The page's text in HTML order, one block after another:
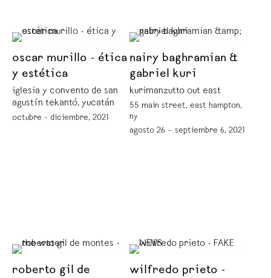
oscar murillo - ética
y estética
iglesia y convento de san
agustín tekantó, yucatán
octubre - diciembre, 2021
nairy baghramian &
gabriel kuri
kurimanzutto out east
55 main street, east hampton,
ny
agosto 26 – septiembre 6, 2021
roberto gil de
wilfredo prieto -